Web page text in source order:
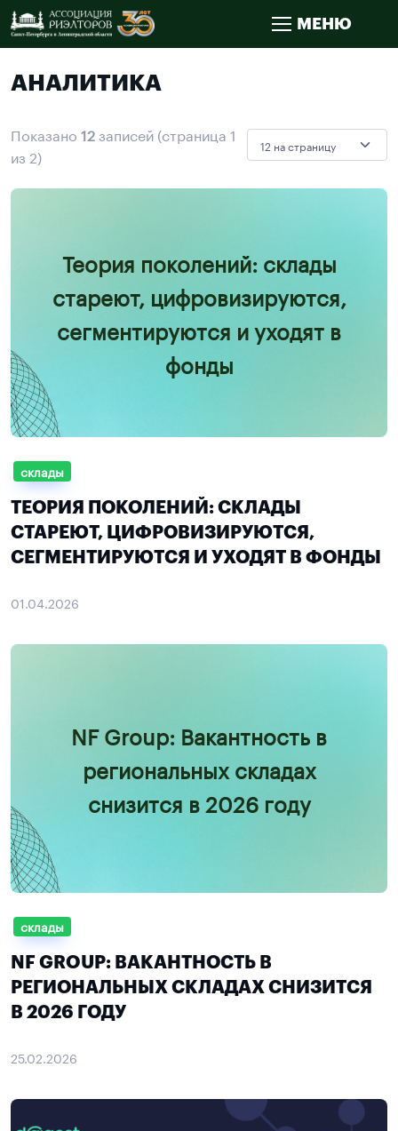
МЕНЮ
АНАЛИТИКА
Показано 12записей (страница 1
из 2)
Теория поколений: склады
стареют, цифровизируются,
сегментируются и уходят в
фонды
склады
ТЕОРИЯ ПОКОЛЕНИЙ: СКЛАДЫ
СТАРЕЮТ, ЦИФРОВИЗИРУЮТСЯ,
СЕГМЕНТИРУЮТСЯ И УХОДЯТ В ФОНДЫ
01.04.2026
NF Group: Вакантность в
региональных складах
снизится в 2026 году
склады
NF GROUP: ВАКАНТНОСТЬ В
РЕГИОНАЛЬНЫХ СКЛАДАХ СНИЗИТСЯ
В 2026 ГОДУ
25.02.2026